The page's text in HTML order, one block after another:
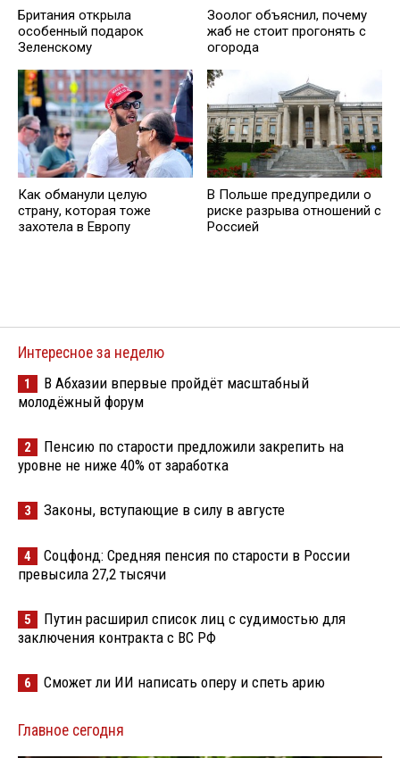
Британия открыла
особенный подарок
Зеленскому
Зоолог объяснил, почему
жаб не стоит прогонять с
огорода
Как обманули целую
страну, которая тоже
захотела в Европу
В Польше предупредили о
риске разрыва отношений с
Россией
Интересное за неделю
1
В Абхазии впервые пройдёт масштабный
молодёжный форум
2
Пенсию по старости предложили закрепить на
уровне не ниже 40% от заработка
3 Законы, вступающие в силу в августе
4
Соцфонд: Средняя пенсия по старости в России
превысила 27,2 тысячи
5
Путин расширил список лиц с судимостью для
заключения контракта с ВС РФ
6 Сможет ли ИИ написать оперу и спеть арию
Главное сегодня